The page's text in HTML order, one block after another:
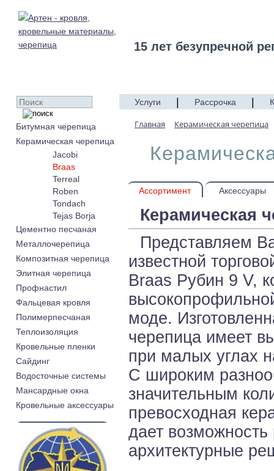
15 лет безупречной
Битумная черепица
Керамическая черепица
Jacobi
Braas
Terreal
Roben
Tondach
Tejas Borja
Цементно песчаная
Металлочерепица
Композитная черепица
Элитная черепица
Профнастил
Фальцевая кровля
Полимерпесчаная
Теплоизоляция
Кровельные пленки
Cайдинг
Водосточные системы
Мансардные окна
Кровельные аксессуары
Услуги Рассрочка
Главная Керамическая черепица
Ассортимент Аксессуары
Керамическая
Представляем
известной
Braas Рубин 9 V,
моде.
черепица имеет
при малых углах
С широким
значительным
превосходная
дает
архитектурные